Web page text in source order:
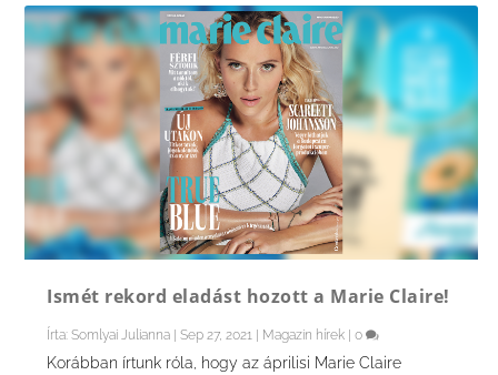
Ismét rekord eladást hozott a Marie Claire!
Írta:Somlyai Julianna |Sep 27, 2021 Magazin hírek |0
Korábban írtunk róla, hogy az áprilisi Marie Claire